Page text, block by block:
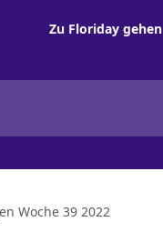
Zu Floriday gehen
Woche 39 2022